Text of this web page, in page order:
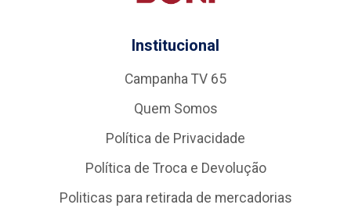
Institucional
Campanha TV 65
Quem Somos
Política de Privacidade
Política de Troca e Devolução
Politicas para retirada de mercadorias